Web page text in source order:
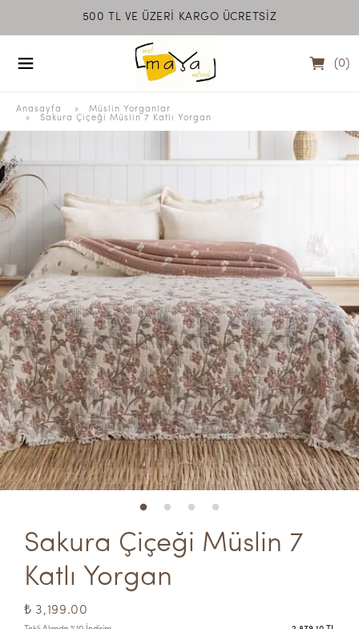
500 TL VE ÜZERİ KARGO ÜCRETSİZ
MEET MAYA
(0)
Anasayfa » Müslin Yorganlar
» Sakura Çiçeği Müslin 7 Katlı Yorgan
Sakura Çiçeği Müslin 7
Katlı Yorgan
₺ 3,199.00